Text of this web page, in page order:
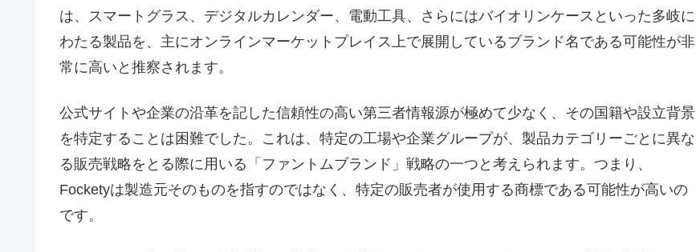
は、スマートグラス、デジタルカレンダー、電動工具、さらにはバイオリンケースといった多岐に
わたる製品を、主にオンラインマーケットプレイス上で展開しているブランド名である可能性が非
常に高いと推察されます。​
公式サイトや企業の沿革を記した信頼性の高い第三者情報源が極めて少なく、その国籍や設立背景
を特定することは困難でした。これは、特定の工場や企業グループが、製品カテゴリーごとに異な
る販売戦略をとる際に用いる「ファントムブランド」戦略の一つと考えられます。つまり、
Focketyは製造元そのものを指すのではなく、特定の販売者が使用する商標である可能性が高いの
です。